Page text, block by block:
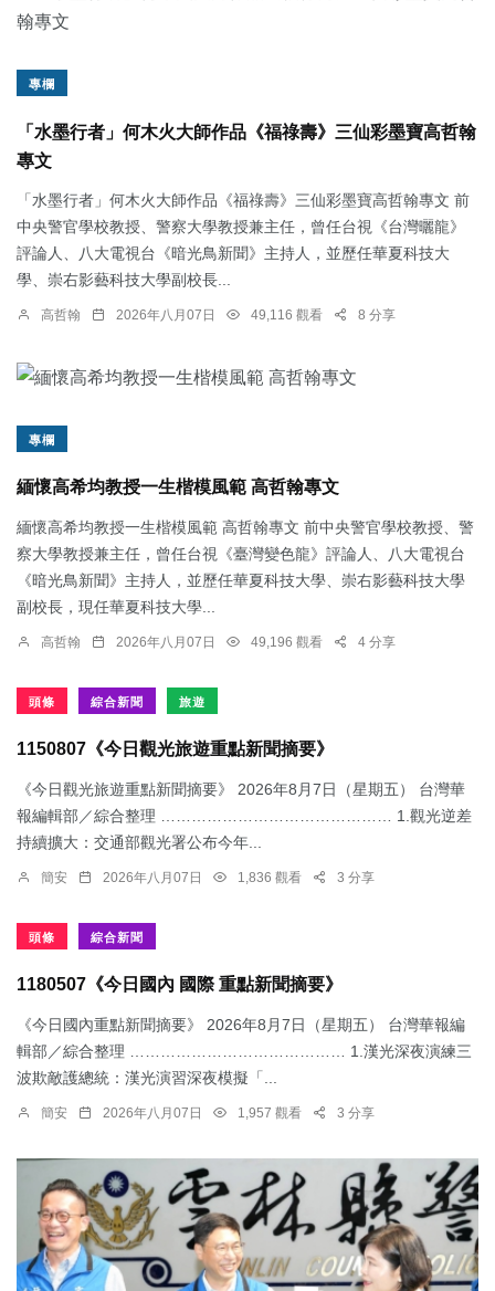
專欄
「水墨行者」何木火大師作品《福祿壽》三仙彩墨寶高哲翰
專文
「水墨行者」何木火大師作品《福祿壽》三仙彩墨寶高哲翰專文 前
中央警官學校教授、警察大學教授兼主任，曾任台視《台灣曬龍》
評論人、八大電視台《暗光鳥新聞》主持人，並歷任華夏科技大
學、崇右影藝科技大學副校長...
高哲翰 2026年八月07日 49,116 觀看 8 分享
專欄
緬懷高希均教授一生楷模風範 高哲翰專文
緬懷高希均教授一生楷模風範 高哲翰專文 前中央警官學校教授、警
察大學教授兼主任，曾任台視《臺灣變色龍》評論人、八大電視台
《暗光鳥新聞》主持人，並歷任華夏科技大學、崇右影藝科技大學
副校長，現任華夏科技大學...
高哲翰 2026年八月07日 49,196 觀看 4 分享
頭條 綜合新聞 旅遊
1150807《今日觀光旅遊重點新聞摘要》
《今日觀光旅遊重點新聞摘要》 2026年8月7日（星期五） 台灣華
報編輯部／綜合整理 ……………………………………… 1.觀光逆差
持續擴大：交通部觀光署公布今年...
簡安 2026年八月07日 1,836 觀看 3 分享
頭條 綜合新聞
1180507《今日國內 國際 重點新聞摘要》
《今日國內重點新聞摘要》 2026年8月7日（星期五） 台灣華報編
輯部／綜合整理 …………………………………… 1.漢光深夜演練三
波欺敵護總統：​漢光演習深夜模擬「...
簡安 2026年八月07日 1,957 觀看 3 分享